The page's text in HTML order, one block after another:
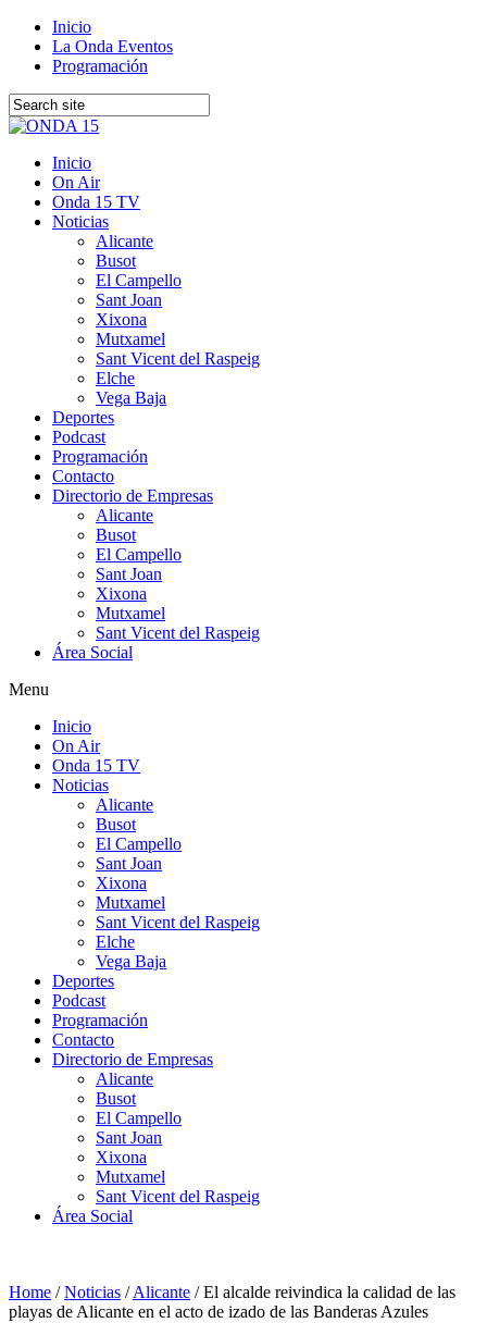
Inicio
La Onda Eventos
Programación
Inicio
On Air
Onda 15 TV
Noticias
Alicante
Busot
El Campello
Sant Joan
Xixona
Mutxamel
Sant Vicent del Raspeig
Elche
Vega Baja
Deportes
Podcast
Programación
Contacto
Directorio de Empresas
Alicante
Busot
El Campello
Sant Joan
Xixona
Mutxamel
Sant Vicent del Raspeig
Área Social
Menu
Inicio
On Air
Onda 15 TV
Noticias
Alicante
Busot
El Campello
Sant Joan
Xixona
Mutxamel
Sant Vicent del Raspeig
Elche
Vega Baja
Deportes
Podcast
Programación
Contacto
Directorio de Empresas
Alicante
Busot
El Campello
Sant Joan
Xixona
Mutxamel
Sant Vicent del Raspeig
Área Social
Home /Noticias /Alicante /El alcalde reivindica la calidad de las
playas de Alicante en el acto de izado de las Banderas Azules